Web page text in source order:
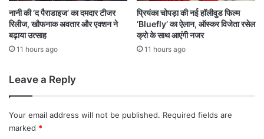
को
भे
जा
स
सि
द्ध
कृ
ष्णा
ला
मौ
का
नानी की ‘द पैराडाइज’ का दमदार टीजर
रिलीज, खौफनाक अवतार और एक्शन ने
बढ़ाया उत्साह
11 hours ago
प्रियंका चोपड़ा की नई हॉलीवुड फिल्म
‘Bluefly’ का ऐलान, ऑस्कर विजेता रसेल
क्रो के साथ आएंगी नजर
11 hours ago
Leave a Reply
Your email address will not be published. Required fields are
marked *